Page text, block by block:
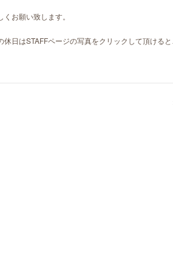
お願い致します。
日はSTAFFページの写真をクリックして頂けると